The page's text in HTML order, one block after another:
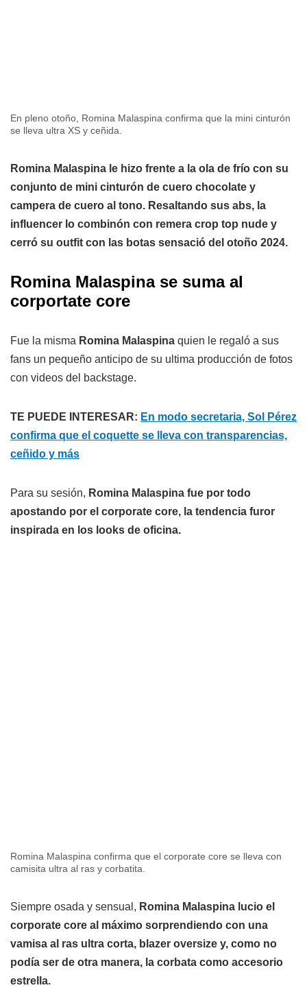
En pleno otoño, Romina Malaspina confirma que la mini cinturón
se lleva ultra XS y ceñida.
Romina Malaspina le hizo frente a la ola de frío con su
conjunto de mini cinturón de cuero chocolate y
campera de cuero al tono. Resaltando sus abs, la
influencer lo combinón con remera crop top nude y
cerró su outfit con las botas sensació del otoño 2024.
Romina Malaspina se suma al
corportate core
Fue la misma Romina Malaspina quien le regaló a sus
fans un pequeño anticipo de su ultima producción de fotos
con videos del backstage.
TE PUEDE INTERESAR: En modo secretaria, Sol Pérez
confirma que el coquette se lleva con transparencias,
ceñido y más
Para su sesión, Romina Malaspina fue por todo
apostando por el corporate core, la tendencia furor
inspirada en los looks de oficina.
Romina Malaspina confirma que el corporate core se lleva con
camisita ultra al ras y corbatita.
Siempre osada y sensual, Romina Malaspina lucio el
corporate core al máximo sorprendiendo con una
vamisa al ras ultra corta, blazer oversize y, como no
podía ser de otra manera, la corbata como accesorio
estrella.